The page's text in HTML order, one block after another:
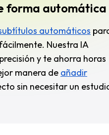
forma automática
automáticos
Nuestra IA
y te ahorra horas
manera de añadir
sin necesitar un